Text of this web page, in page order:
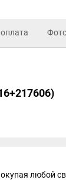
любой